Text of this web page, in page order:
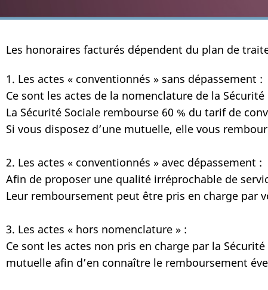
Les honoraires facturés dépendent du plan de
1. Les actes « conventionnés » sans dépassement :
Ce sont les actes de la nomenclature de la
La Sécurité Sociale rembourse 60 % du tarif de
Si vous disposez d’une mutuelle, elle vous
2. Les actes « conventionnés » avec dépassement :
Afin de proposer une qualité irréprochable de
Leur remboursement peut être pris en charge par
3. Les actes « hors nomenclature » :
Ce sont les actes non pris en charge par la
mutuelle afin d’en connaître le remboursement